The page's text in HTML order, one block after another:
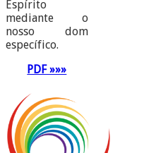
Espírito
mediante o
nosso dom
específico.
PDF »»»